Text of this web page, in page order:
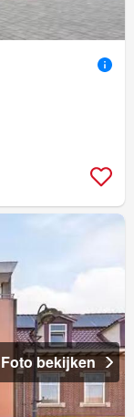
Foto bekijken